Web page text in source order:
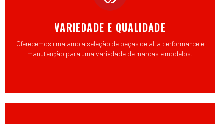
VARIEDADE E QUALIDADE
Oferecemos uma ampla seleção de peças de alta performance e
manutenção para uma variedade de marcas e modelos.